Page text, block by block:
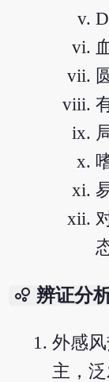
bubble_chart 辨证分
外感
主，